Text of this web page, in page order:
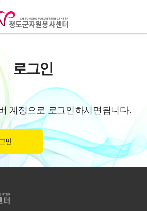
로그인
계정으로 로그인하시면됩니다.